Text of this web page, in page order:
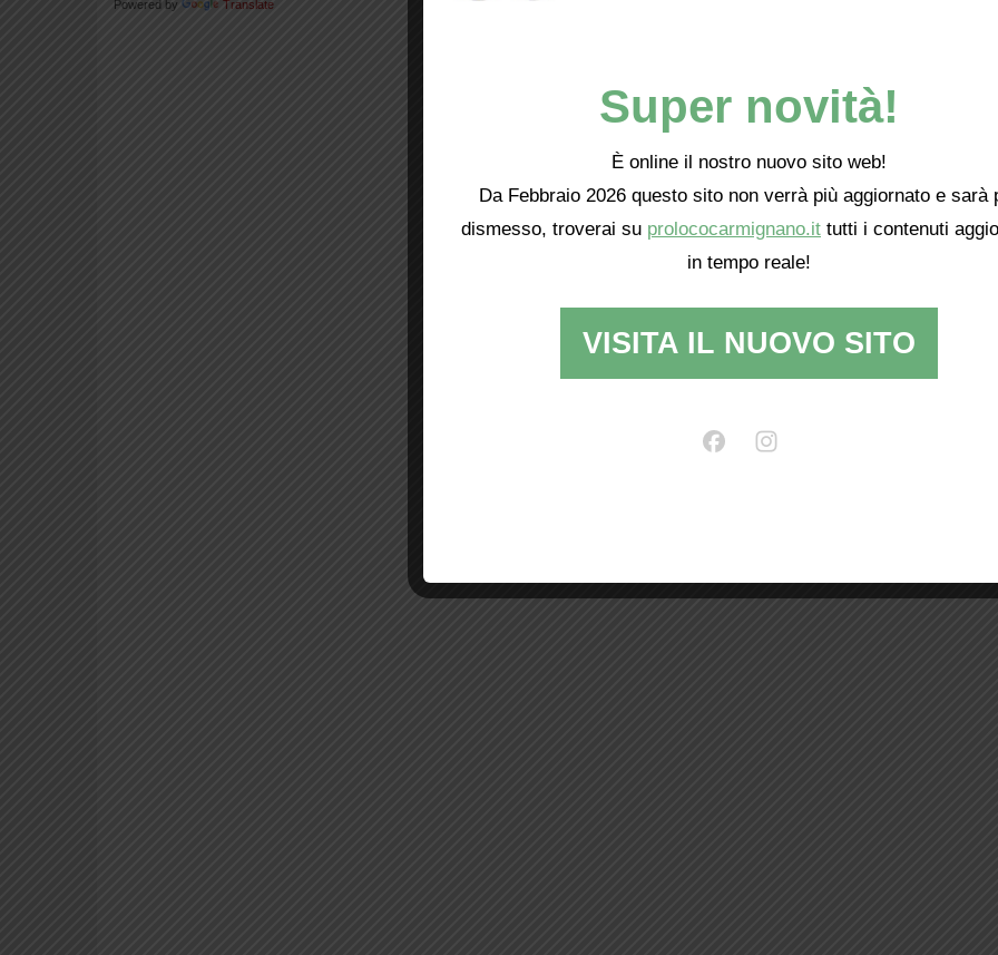
Powered by Translate
Super novità!
È online il nostro nuovo sito web!
Da Febbraio 2026 questo sito non verrà più aggiornato e sarà
dismesso, troverai su prolococarmignano.it tutti i contenuti
in tempo reale!
VISITA IL NUOVO SITO